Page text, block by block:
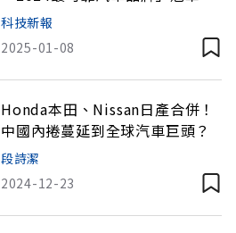
誰？
科技新報
2025-01-08
Honda本田、Nissan日產合併！
中國內捲蔓延到全球汽車巨頭？
段詩潔
2024-12-23